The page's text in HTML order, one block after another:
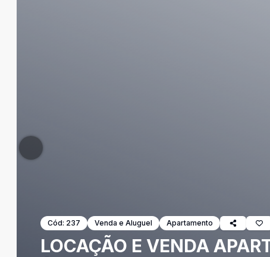
Cód: 237 Venda e Aluguel Apartamento
LOCAÇÃO E VENDA